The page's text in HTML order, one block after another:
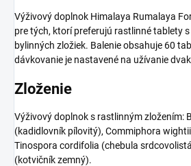
Výživový doplnok Himalaya Rumalaya
pre tých, ktorí preferujú rastlinné tablety
bylinných zložiek. Balenie obsahuje 60
dávkovanie je nastavené na užívanie
Zloženie
Výživový doplnok s rastlinným zložením:
(kadidlovník pílovitý), Commiphora
Tinospora cordifolia (chebula
(kotvičník zemný).